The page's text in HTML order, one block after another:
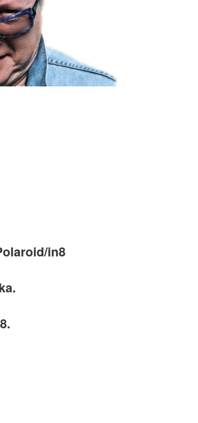
in8